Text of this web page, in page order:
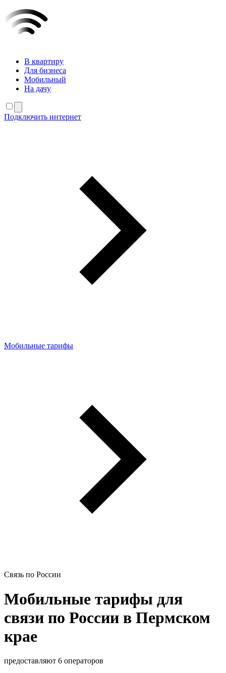
В квартиру
Для бизнеса
Мобильный
На дачу
Подключить интернет
Мобильные тарифы
Связь по России
Мобильные тарифы для
связи по России в Пермском
крае
предоставляют 6 операторов